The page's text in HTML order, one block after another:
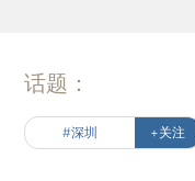
话题：
#深圳 +关注